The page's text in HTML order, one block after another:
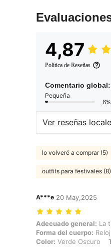
4,87
Política de Reseñas
Comentario global:
Pequeña
6%
Ver reseñas
lo volveré a comprar (5)
outfits para festivales (8)
A***e 20 May,2025
Adecuado general: La
Adecuado general: La
Forma del cuerpo:
Color: Verde Oscuro